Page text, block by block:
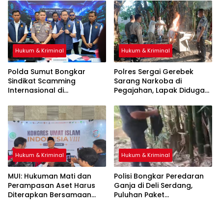
Hukum & Kriminal
Polda Sumut Bongkar
Sindikat Scamming
Internasional di
Asal Kalimantan Rugi Rp6,7
Miliar
Hukum & Kriminal
Polres Sergai Gerebek
Sarang Narkoba di
Pegajahan, Lapak Diduga
Dibakar
Hukum & Kriminal
‎MUI: Hukuman Mati dan
Perampasan Aset Harus
Diterapkan Bersamaan
Hukum & Kriminal
Polisi Bongkar Peredaran
Ganja di Deli Serdang,
Puluhan Paket